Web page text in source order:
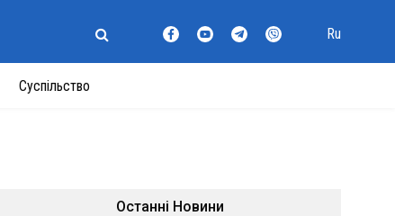
Суспільство
Ru
Останні Новини